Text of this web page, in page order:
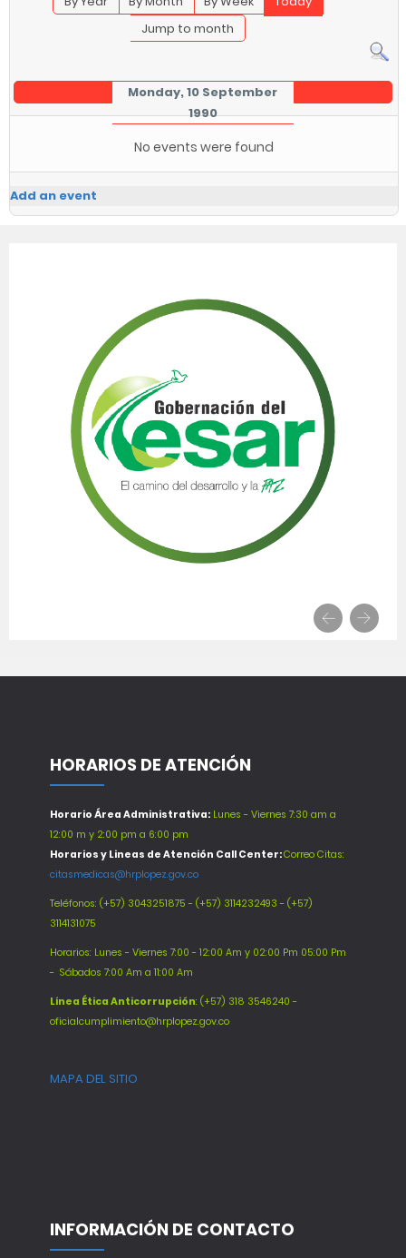
Jump to month
Monday, 10 September
1990
No events were found
Add an event
HORARIOS DE ATENCIÓN
Horario Área Administrativa: Lunes - Viernes 7:30 am a
12:00 m y 2:00 pm a 6:00 pm
Horarios y Lineas de Atención Call Center:Correo Citas:
citasmedicas@hrplopez.gov.co
Teléfonos: (+57) 3043251875 - (+57) 3114232493 - (+57)
3114131075
Horarios: Lunes - Viernes 7:00 - 12:00 Am y 02:00 Pm 05:00 Pm
- Sábados 7:00 Am a 11:00 Am
Línea Ética Anticorrupción: (+57) 318 3546240 -
oficialcumplimiento@hrplopez.gov.co
MAPA DEL SITIO
INFORMACIÓN DE CONTACTO